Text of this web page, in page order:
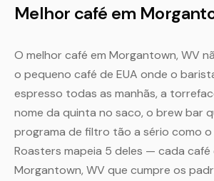
Melhor café em
O melhor café em Morgantown, WV
o pequeno café de EUA onde o
espresso todas as manhãs, a
nome da quinta no saco, o brew bar
programa de filtro tão a sério como o
Roasters mapeia 5 deles — cada
Morgantown, WV que cumpre os